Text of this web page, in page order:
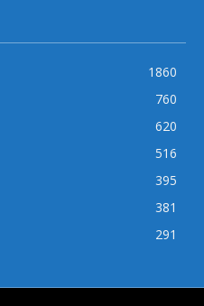
1860
760
620
516
395
381
291